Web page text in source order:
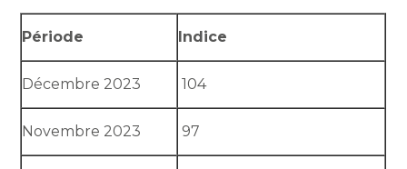
Période Indice
Décembre 2023 104
Novembre 2023 97